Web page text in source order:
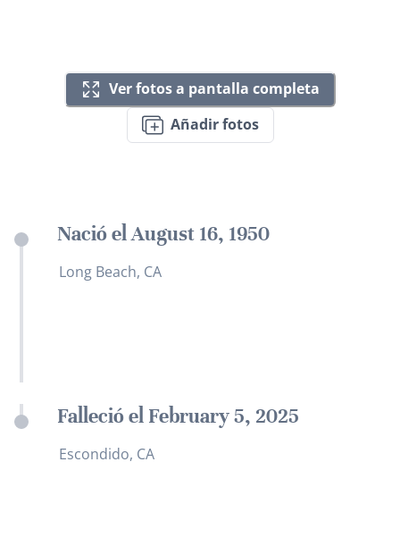
Ver fotos a pantalla completa
Añadir fotos
Nació el August 16, 1950
Long Beach, CA
Falleció el February 5, 2025
Escondido, CA